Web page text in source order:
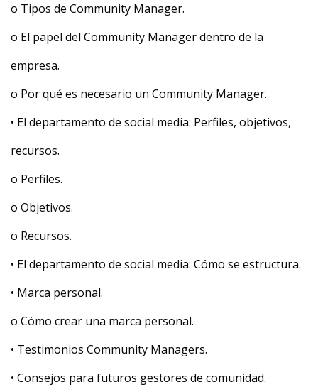
o Tipos de Community Manager.
o El papel del Community Manager dentro de la
empresa.
o Por qué es necesario un Community Manager.
• El departamento de social media: Perfiles, objetivos,
recursos.
o Perfiles.
o Objetivos.
o Recursos.
• El departamento de social media: Cómo se estructura.
• Marca personal.
o Cómo crear una marca personal.
• Testimonios Community Managers.
• Consejos para futuros gestores de comunidad.